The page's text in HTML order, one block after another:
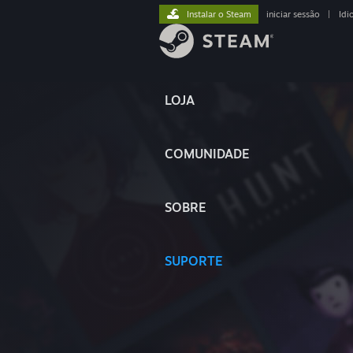
LOJA
COMUNIDADE
SOBRE
SUPORTE
Instalar o Steam iniciar sessão